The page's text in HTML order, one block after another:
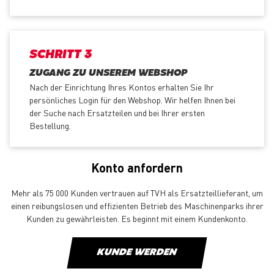
SCHRITT 3
ZUGANG ZU UNSEREM WEBSHOP
Nach der Einrichtung Ihres Kontos erhalten Sie Ihr
persönliches Login für den Webshop. Wir helfen Ihnen bei
der Suche nach Ersatzteilen und bei Ihrer ersten
Bestellung.
Konto anfordern
Mehr als 75 000 Kunden vertrauen auf TVH als Ersatzteillieferant, um
einen reibungslosen und effizienten Betrieb des Maschinenparks ihrer
Kunden zu gewährleisten. Es beginnt mit einem Kundenkonto.
KUNDE WERDEN